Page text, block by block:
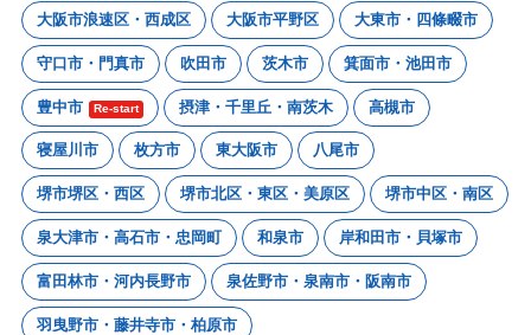
大阪市浪速区・西成区 大阪市平野区 大東市・四條畷市
守口市・門真市 吹田市 茨木市 箕面市・池田市
豊中市 Re-start 摂津・千里丘・南茨木 高槻市
寝屋川市 枚方市 東大阪市 八尾市
堺市堺区・西区 堺市北区・東区・美原区 堺市中区・南区
泉大津市・高石市・忠岡町 和泉市 岸和田市・貝塚市
富田林市・河内長野市 泉佐野市・泉南市・阪南市
羽曳野市・藤井寺市・柏原市